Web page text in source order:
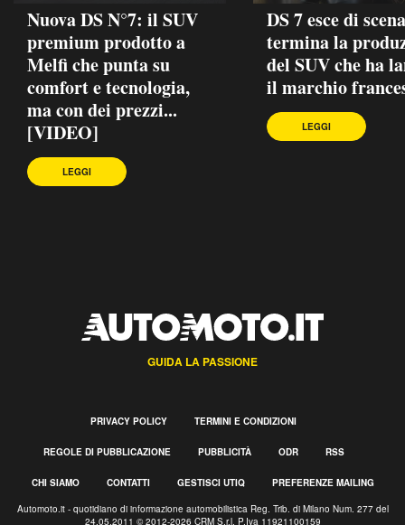
Nuova DS N°7: il SUV
premium prodotto a
Melfi che punta su
comfort e tecnologia,
ma con dei prezzi...
[VIDEO]
LEGGI
DS 7 esce di
termina la
del SUV che ha
il marchio
LEGGI
GUIDA LA PASSIONE
PRIVACY POLICY TERMINI E CONDIZIONI
REGOLE DI PUBBLICAZIONE PUBBLICITÀ ODR RSS
CHI SIAMO CONTATTI GESTISCI UTIQ PREFERENZE MAILING
Automoto.it - quotidiano di informazione automobilistica Reg. Trib. di Milano Num. 277 del
24.05.2011 © 2012-2026 CRM S.r.l. P.Iva 11921100159